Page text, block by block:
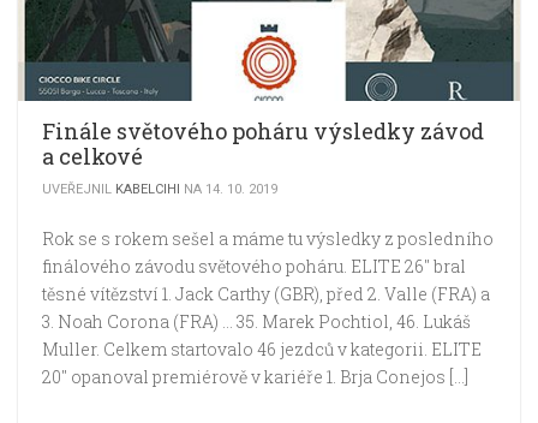
Finále světového poháru výsledky závod
a celkové
UVEŘEJNIL KABELCIHI NA 14. 10. 2019
Rok se s rokem sešel a máme tu výsledky z posledního
finálového závodu světového poháru. ELITE 26″ bral
těsné vítězství 1. Jack Carthy (GBR), před 2. Valle (FRA) a
3. Noah Corona (FRA) … 35. Marek Pochtiol, 46. Lukáš
Muller. Celkem startovalo 46 jezdců v kategorii. ELITE
20″ opanoval premiérově v kariéře 1. Brja Conejos […]